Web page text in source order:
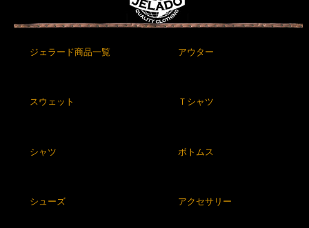
ジェラード商品一覧 アウター
スウェット Ｔシャツ
シャツ ボトムス
シューズ アクセサリー